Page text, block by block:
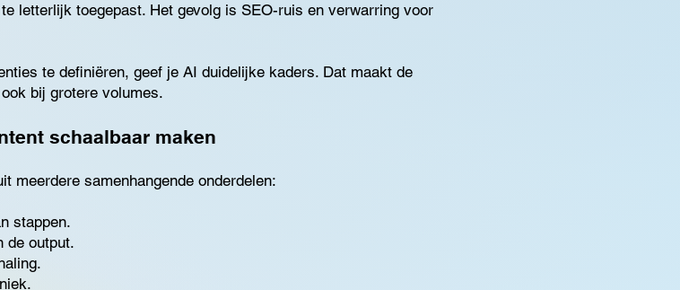
letterlijk toegepast. Het gevolg is SEO-ruis en verwarring voor
te definiëren, geef je AI duidelijke kaders. Dat maakt de
bij grotere volumes.
schaalbaar maken
meerdere samenhangende onderdelen:
stappen.
de output.